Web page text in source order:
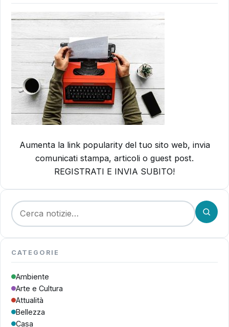
Aumenta la link popularity del tuo sito web, invia
comunicati stampa, articoli o guest post.
REGISTRATI E INVIA SUBITO!
Cerca:
CATEGORIE
Ambiente
Arte e Cultura
Attualità
Bellezza
Casa